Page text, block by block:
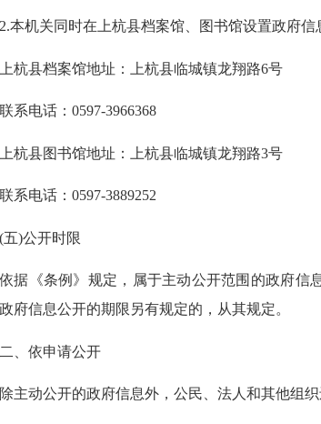
机关同时在上杭县档案馆、图书馆设置政府信
县档案馆地址：上杭县临城镇龙翔路6号
电话：0597-3966368
县图书馆地址：上杭县临城镇龙翔路3号
电话：0597-3889252
公开时限
《条例》规定，属于主动公开范围的政府信
府信息公开的期限另有规定的，从其规定。
依申请公开
动公开的政府信息外，公民、法人和其他组织